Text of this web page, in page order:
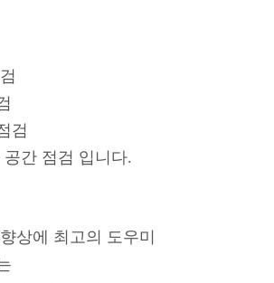
검
간 점검 입니다.
상에 최고의 도우미